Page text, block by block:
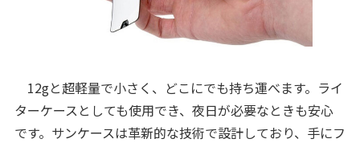
12gと超軽量で小さく、どこにでも持ち運べます。ライ
ターケースとしても使用でき、夜日が必要なときも安心
です。サンケースは革新的な技術で設計しており、手にフ